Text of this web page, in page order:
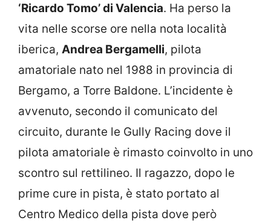
‘Ricardo Tomo’ di Valencia. Ha perso la
vita nelle scorse ore nella nota località
iberica, Andrea Bergamelli, pilota
amatoriale nato nel 1988 in provincia di
Bergamo, a Torre Baldone. L’incidente è
avvenuto, secondo il comunicato del
circuito, durante le Gully Racing dove il
pilota amatoriale è rimasto coinvolto in uno
scontro sul rettilineo. Il ragazzo, dopo le
prime cure in pista, è stato portato al
Centro Medico della pista dove però